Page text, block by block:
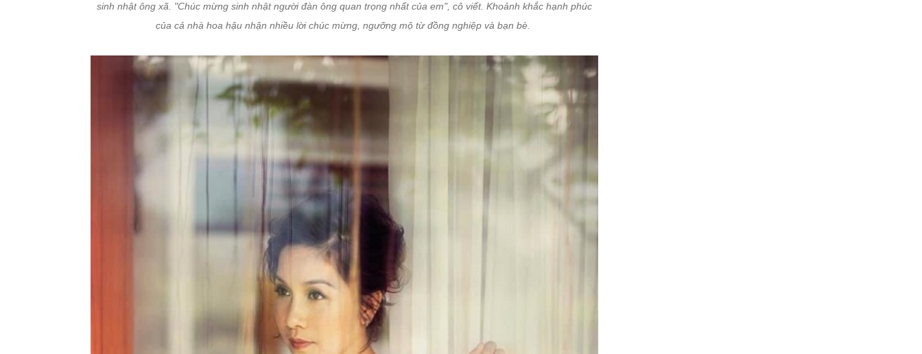
sinh nhật ông xã. "Chúc mừng sinh nhật người đàn ông quan trọng nhất của em", cô viết. Khoảnh khắc hạnh phúc
của cả nhà hoa hậu nhận nhiều lời chúc mừng, ngưỡng mộ từ đồng nghiệp và bạn bè.